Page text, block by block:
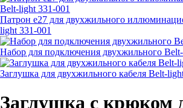
Патрон e27 для двухжильного
light 331-001
Набор для подключения двухжильного
Заглушка для двухжильного кабеля Belt-
Заглушка с крюком